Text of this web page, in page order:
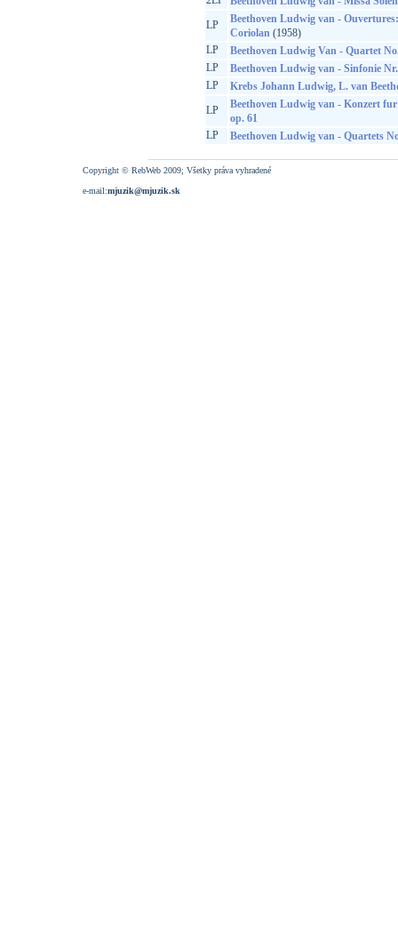
LP
Beethoven Ludwig van -
Coriolan(1958)
LP
Beethoven Ludwig Van - Quartet
LP
Beethoven Ludwig van - Sinfonie
LP
Krebs Johann Ludwig, L. van
LP
Beethoven Ludwig van - Konzert
op. 61
LP
Beethoven Ludwig van - Quartets
Copyright © RebWeb 2009; Všetky práva vyhradené
e-mail:mjuzik@mjuzik.sk